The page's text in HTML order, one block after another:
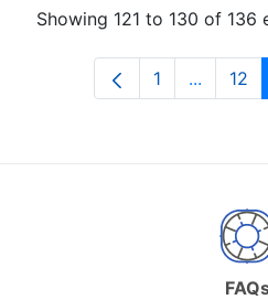
Showing 121 to 130 of 136
Page
1 ... 12